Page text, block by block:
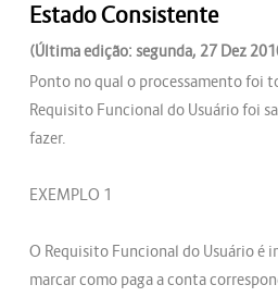
Estado Consistente
(Última edição: segunda, 27 Dez
Ponto no qual o processamento foi
Requisito Funcional do Usuário foi
fazer.
EXEMPLO 1
O Requisito Funcional do Usuário é
marcar como paga a conta